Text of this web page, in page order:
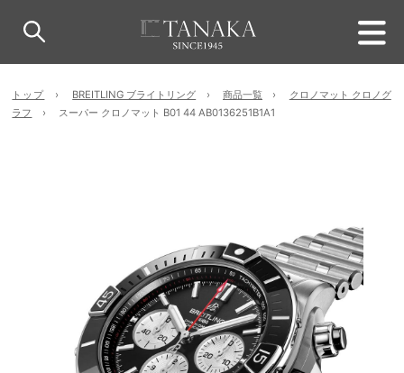
トップ BREITLING ブライトリング 商品一覧
クロノマット クロノグ
ラフ
スーパー クロノマット B01 44 AB0136251B1A1